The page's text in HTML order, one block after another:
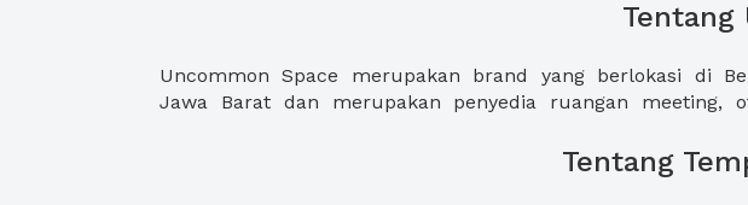
Tentang
Uncommon Space merupakan brand yang berlokasi di
Jawa Barat dan merupakan penyedia ruangan meeting,
Tentang